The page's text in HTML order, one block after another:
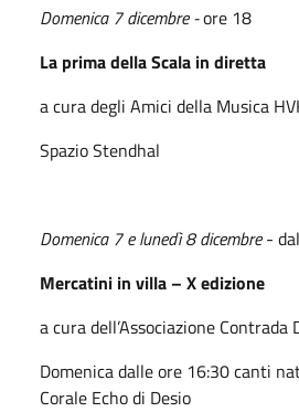
Domenica 7 dicembre -ore 18
La prima della Scala in diretta
a cura degli Amici della Musica
Spazio Stendhal
Domenica 7 e lunedì 8 dicembre-
Mercatini in villa – X edizione
a cura dell’Associazione Contrada
Domenica dalle ore 16:30 canti
Corale Echo di Desio